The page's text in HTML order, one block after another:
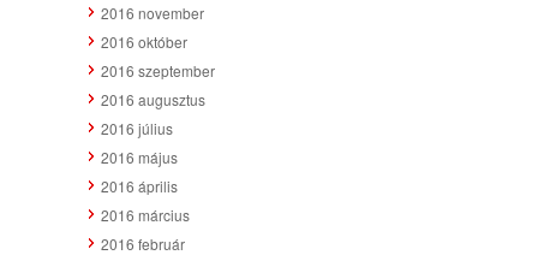
2016 november
2016 október
2016 szeptember
2016 augusztus
2016 július
2016 május
2016 április
2016 március
2016 február